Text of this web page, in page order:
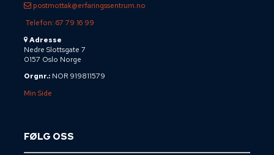
postmottak@erfaringssentrum.no
Telefon: 67 79 16 99
Adresse
Nedre Slottsgate 7
0157 Oslo Norge
Orgnr.: NOR 919811579
Min Side
FØLG OSS